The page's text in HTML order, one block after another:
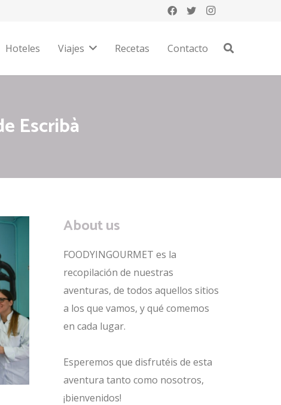
Hoteles Viajes Recetas Contacto
Escribà
About us
FOODYINGOURMET es la
recopilación de nuestras
aventuras, de todos aquellos sitios
a los que vamos, y qué comemos
en cada lugar.
Esperemos que disfrutéis de esta
aventura tanto como nosotros,
¡bienvenidos!